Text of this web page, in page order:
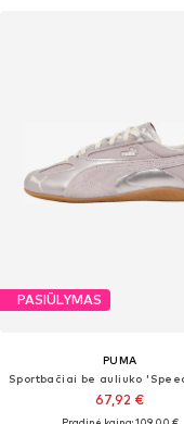
PASIŪLYMAS
PUMA
67,92 €